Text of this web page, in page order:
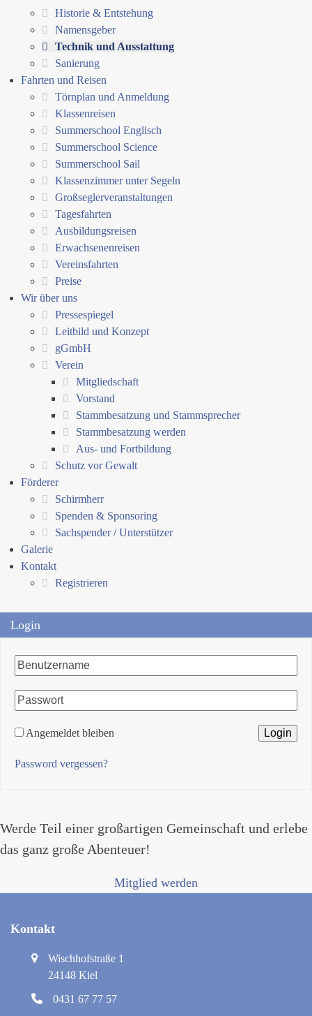
Historie & Entstehung
Namensgeber
Technik und Ausstattung
Sanierung
Fahrten und Reisen
Törnplan und Anmeldung
Klassenreisen
Summerschool Englisch
Summerschool Science
Summerschool Sail
Klassenzimmer unter Segeln
Großseglerveranstaltungen
Tagesfahrten
Ausbildungsreisen
Erwachsenenreisen
Vereinsfahrten
Preise
Wir über uns
Pressespiegel
Leitbild und Konzept
gGmbH
Verein
Mitgliedschaft
Vorstand
Stammbesatzung und Stammsprecher
Stammbesatzung werden
Aus- und Fortbildung
Schutz vor Gewalt
Förderer
Schirmherr
Spenden & Sponsoring
Sachspender / Unterstützer
Galerie
Kontakt
Registrieren
Login
Angemeldet bleiben
Password vergessen?
Werde Teil einer großartigen Gemeinschaft und erlebe
das ganz große Abenteuer!
Mitglied werden
Kontakt
Wischhofstraße 1
24148 Kiel
0431 67 77 57